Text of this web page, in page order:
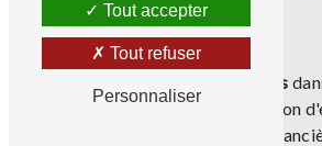
Constitution de dossiers
création et d'implantation
Analyse de structure
Tout accepter
Tout refuser
Personnaliser